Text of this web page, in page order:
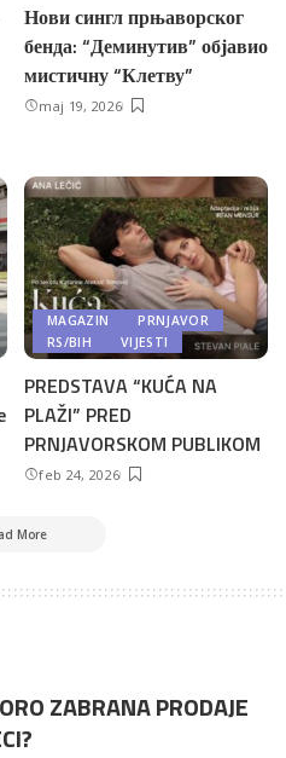
Нови сингл прњаворског
бенда: “Деминутив” објавио
мистичну “Клетву”
maj 19, 2026
MAGAZIN
PRNJAVOR
RS/BIH
VIJESTI
PREDSTAVA “KUĆA NA
PLAŽI” PRED
PRNJAVORSKOM PUBLIKOM
feb 24, 2026
More
ZABRANA PRODAJE